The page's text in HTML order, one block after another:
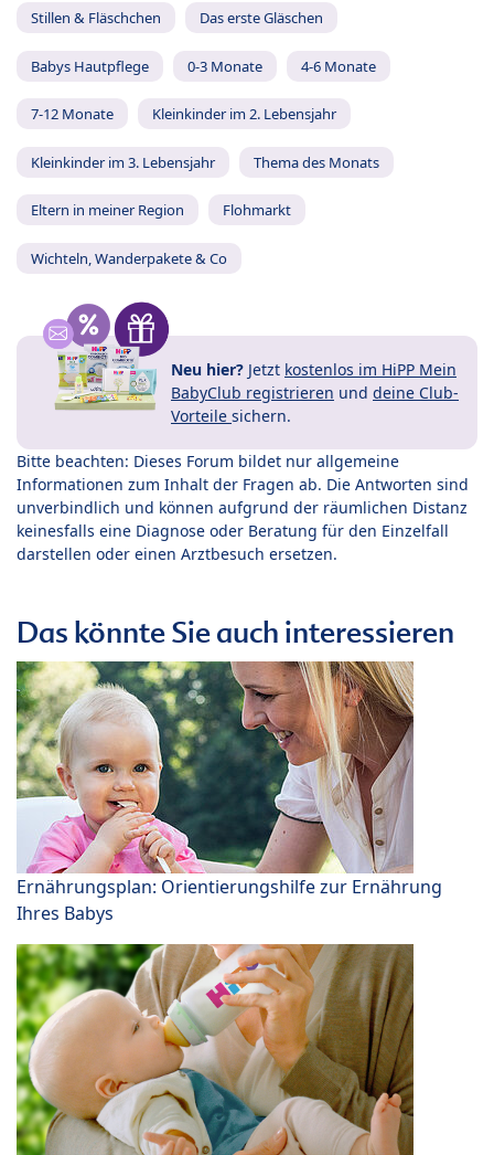
Stillen & Fläschchen Das erste Gläschen
Babys Hautpflege 0-3 Monate 4-6 Monate
7-12 Monate Kleinkinder im 2. Lebensjahr
Kleinkinder im 3. Lebensjahr Thema des Monats
Eltern in meiner Region Flohmarkt
Wichteln, Wanderpakete & Co
Neu hier? Jetzt kostenlos im HiPP Mein
BabyClub registrieren und deine Club-
Vorteile sichern.
Bitte beachten: Dieses Forum bildet nur allgemeine
Informationen zum Inhalt der Fragen ab. Die Antworten sind
unverbindlich und können aufgrund der räumlichen Distanz
keinesfalls eine Diagnose oder Beratung für den Einzelfall
darstellen oder einen Arztbesuch ersetzen.
Das könnte Sie auch interessieren
Ernährungsplan: Orientierungshilfe zur Ernährung
Ihres Babys